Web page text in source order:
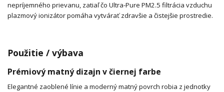
nepríjemného prievanu, zatiaľ čo Ultra-Pure PM2.5 filtrácia vzduchu
plazmový ionizátor pomáha vytvárať zdravšie a čistejšie prostredie.
Použitie / výbava
Prémiový matný dizajn v čiernej farbe
Elegantné zaoblené línie a moderný matný povrch robia z jednotky